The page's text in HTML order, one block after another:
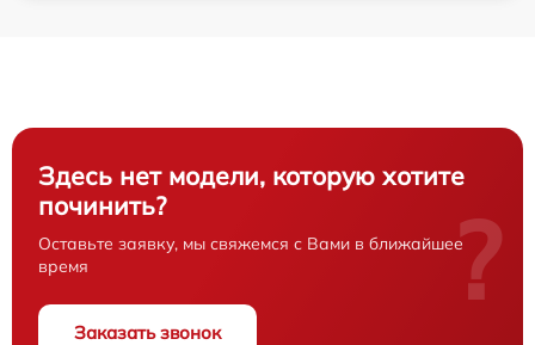
Здесь нет модели, которую хотите
починить?
Оставьте заявку, мы свяжемся с Вами в ближайшее
время
Заказать звонок
?